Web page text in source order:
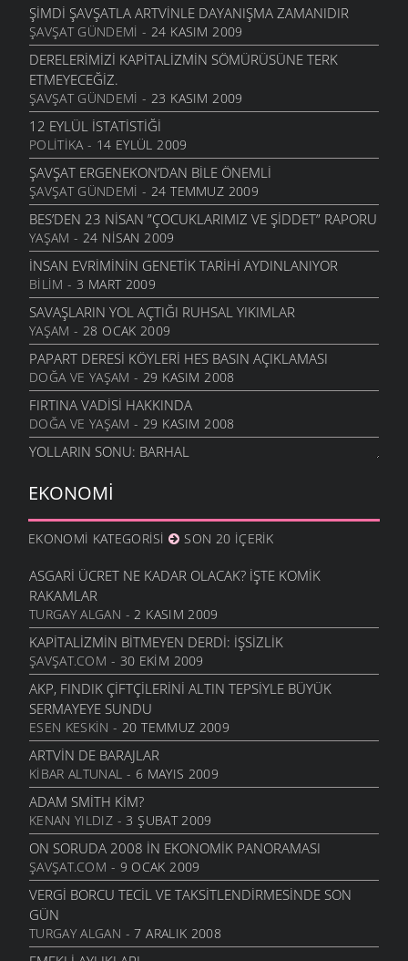
ŞIMDI ŞAVŞATLA ARTVINLE DAYANIŞMA ZAMANIDIR
ŞAVŞAT GÜNDEMI - 24 KASIM 2009
DERELERIMIZI KAPITALIZMIN SÖMÜRÜSÜNE TERK
ETMEYECEĞIZ.
ŞAVŞAT GÜNDEMI - 23 KASIM 2009
12 EYLÜL İSTATISTIĞI
POLITIKA- 14 EYLÜL 2009
ŞAVŞAT ERGENEKON’DAN BILE ÖNEMLI
ŞAVŞAT GÜNDEMI - 24 TEMMUZ 2009
BES’DEN 23 NISAN ”ÇOCUKLARIMIZ VE ŞIDDET” RAPORU
YAŞAM - 24 NISAN 2009
İNSAN EVRIMININ GENETIK TARIHI AYDINLANIYOR
BILIM - 3 MART 2009
SAVAŞLARIN YOL AÇTIĞI RUHSAL YIKIMLAR
YAŞAM - 28 OCAK 2009
PAPART DERESI KÖYLERI HES BASIN AÇIKLAMASI
DOĞA VE YAŞAM - 29 KASIM 2008
FIRTINA VADISI HAKKINDA
DOĞA VE YAŞAM - 29 KASIM 2008
YOLLARIN SONU: BARHAL
İNSAN EVRIMI HIZLANIYOR!
BILIM- 4 KASIM 2008
MEY, TRT VE CEVRI ALTINTAŞ
CABBAR BOZKURTLAR (CABBAR USTA)
KÜLTÜR VE SANAT- 27 EKIM 2008
YENI DÜNYA DÜZENININ SONU GELDI
POLITIKA- 13 EKIM 2008
DIL YALNIZ INSANLARA ÖZGÜ DEĞIL MI?
BILIM - 23 EYLÜL 2008
YENI İKI KUTUPLU DÜNYA
POLITIKA- 16 AĞUSTOS 2008
CANLILARIN YAŞAM DAYANAĞI : SU
DOĞA VE YAŞAM- 14 AĞUSTOS 2008
ÇAĞLAYAN DERESI AKMAN VE PAŞALAR HES RAPORU
ŞAVŞAT GÜNDEMI- 9 AĞUSTOS 2008
FINDIKLI DERELERI PLATFORMU : NEDEN İSTEMIYORUZ
?
DOĞA VE YAŞAM
FINDIKLI DERELERINI KORUMA PLATFORMU
DOĞA VE YAŞAM- 8 AĞUSTOS 2008
EKONOMI
EKONOMI KATEGORISI SON 20 İÇERIK
ASGARI ÜCRET NE KADAR OLACAK? İŞTE KOMIK
RAKAMLAR
TURGAY ALGAN - 2 KASIM 2009
KAPITALIZMIN BITMEYEN DERDI: İŞSIZLIK
ŞAVŞAT.COM - 30 EKIM 2009
AKP, FINDIK ÇIFTÇILERINI ALTIN TEPSIYLE BÜYÜK
SERMAYEYE SUNDU
ESEN KESKIN - 20 TEMMUZ 2009
ARTVIN DE BARAJLAR
KIBAR ALTUNAL - 6 MAYIS 2009
ADAM SMITH KIM?
KENAN YILDIZ- 3 ŞUBAT 2009
ON SORUDA 2008 IN EKONOMIK PANORAMASI
ŞAVŞAT.COM - 9 OCAK 2009
VERGI BORCU TECIL VE TAKSITLENDIRMESINDE SON
GÜN
TURGAY ALGAN - 7 ARALIK 2008